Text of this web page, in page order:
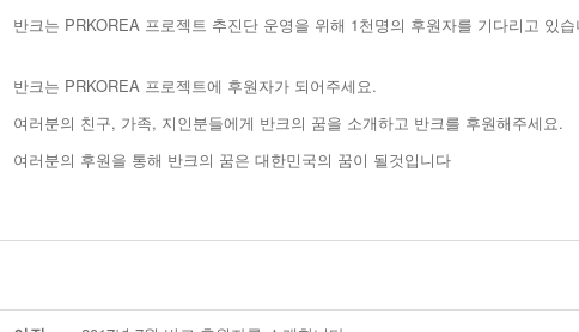
반크는 PRKOREA 프로젝트 추진단 운영을 위해 1천명의 후원자를 기다리고 있
반크는 PRKOREA 프로젝트에 후원자가 되어주세요.
여러분의 친구, 가족, 지인분들에게 반크의 꿈을 소개하고 반크를 후원해주세요.
여러분의 후원을 통해 반크의 꿈은 대한민국의 꿈이 될것입니다